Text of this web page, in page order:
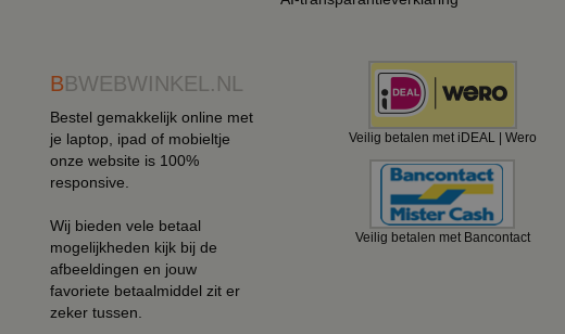
BBWEBWINKEL.NL
Bestel gemakkelijk online met
je laptop, ipad of mobieltje
onze website is 100%
responsive.
Wij bieden vele betaal
mogelijkheden kijk bij de
afbeeldingen en jouw
favoriete betaalmiddel zit er
zeker tussen.
Veilig betalen met iDEAL | Wero
Veilig betalen met Bancontact